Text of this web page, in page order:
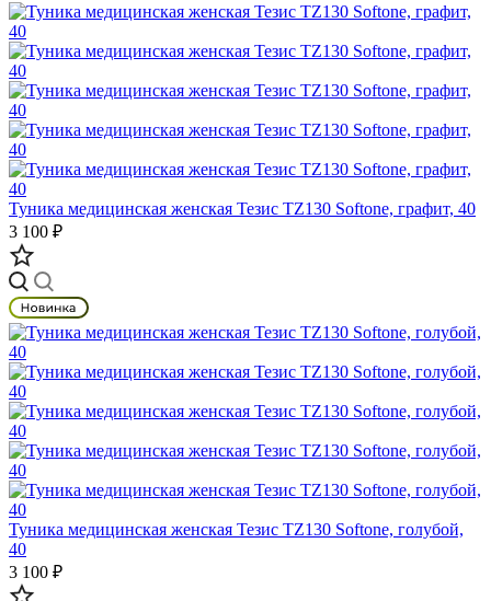
Туника медицинская женская Тезис TZ130 Softone, графит, 40
3 100 ₽
Туника медицинская женская Тезис TZ130 Softone, голубой,
40
3 100 ₽